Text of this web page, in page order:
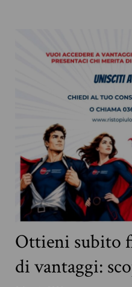
Ottieni subito
di vantaggi: